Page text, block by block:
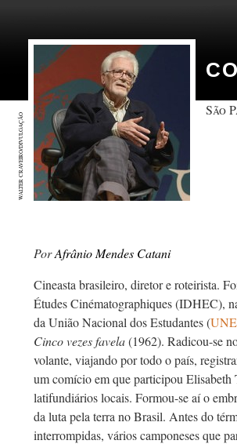
WALTER CRAVEIRO/DIVULGAÇÃO
São
Afrânio Mendes Catani
Cineasta brasileiro, diretor e roteirista.
Études Cinématographiques (IDHEC),
da União Nacional dos Estudantes (UNE
Cinco vezes favela(1962). Radicou-se
volante, viajando por todo o país,
um comício em que participou Elisabeth
latifundiários locais. Formou-se aí o
da luta pela terra no Brasil. Antes do
interrompidas, vários camponeses que